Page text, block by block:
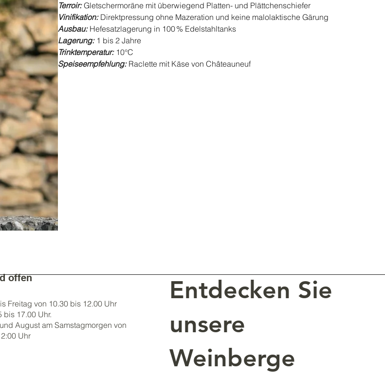
Terroir:Gletschermoräne mit überwiegend Platten- und Plättchenschiefer
Vinifikation:Direktpressung ohne Mazeration und keine malolaktische Gärung
Ausbau:Hefesatzlagerung in 100 % Edelstahltanks
Lagerung:1 bis 2 Jahre
Trinktemperatur:10°C
Speiseempfehlung:Raclette mit Käse von Châteauneuf
Entdecken Sie
unsere
Weinberge
offen
Freitag von 10.30 bis 12.00 Uhr
bis 17.00 Uhr.
August am Samstagmorgen von
Uhr